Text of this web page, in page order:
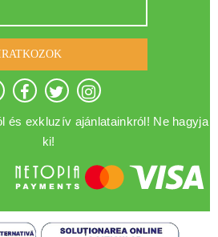
és exkluzív ajánlatainkról! Ne hagyja
ki!